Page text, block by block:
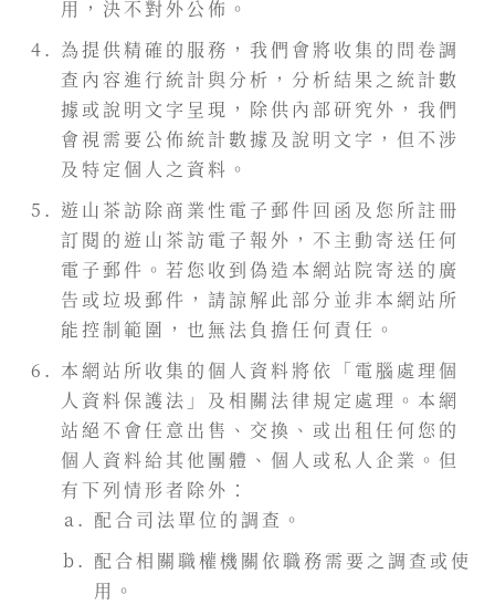
用，決不對外公佈。
為提供精確的服務，我們會將收集的問卷調
查內容進行統計與分析，分析結果之統計數
據或說明文字呈現，除供內部研究外，我們
會視需要公佈統計數據及說明文字，但不涉
及特定個人之資料。
遊山茶訪除商業性電子郵件回函及您所註冊
訂閱的遊山茶訪電子報外，不主動寄送任何
電子郵件。若您收到偽造本網站院寄送的廣
告或垃圾郵件，請諒解此部分並非本網站所
能控制範圍，也無法負擔任何責任。
本網站所收集的個人資料將依「電腦處理個
人資料保護法」及相關法律規定處理。本網
站絕不會任意出售、交換、或出租任何您的
個人資料給其他團體、個人或私人企業。但
有下列情形者除外：
配合司法單位的調查。
配合相關職權機關依職務需要之調查或使
用。